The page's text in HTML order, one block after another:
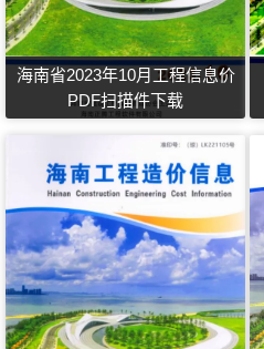
海南省2023年10月工程信息价
PDF扫描件下载